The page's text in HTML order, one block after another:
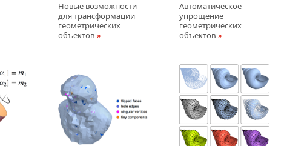
Новые возможности
для трансформации
геометрических
объектов
Автоматическое
упрощение
геометрических
объектов